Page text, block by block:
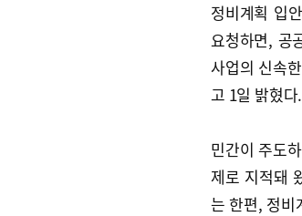
정비계획 입
요청하면, 공
사업의 신속
고 1일 밝혔다.
민간이 주도
제로 지적돼
는 한편, 정비